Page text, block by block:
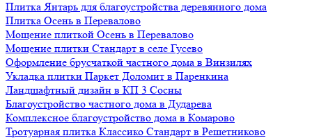
Плитка Янтарь для благоустройства деревянного дома
Плитка Осень в Перевалово
Мощение плиткой Осень в Перевалово
Мощение плитки Стандарт в селе Гусево
Оформление брусчаткой частного дома в Винзилях
Укладка плитки Паркет Доломит в Паренкина
Ландшафтный дизайн в КП 3 Сосны
Благоустройство частного дома в Дударева
Комплексное благоустройство дома в Комарово
Тротуарная плитка Классико Стандарт в Решетниково